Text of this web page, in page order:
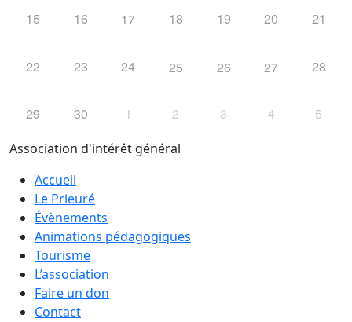
15 16 17 18 19 20 21
22 23 24 25 26 27 28
29 30 1 2 3 4 5
Association d'intérêt général
Accueil
Le Prieuré
Évènements
Animations pédagogiques
Tourisme
L’association
Faire un don
Contact